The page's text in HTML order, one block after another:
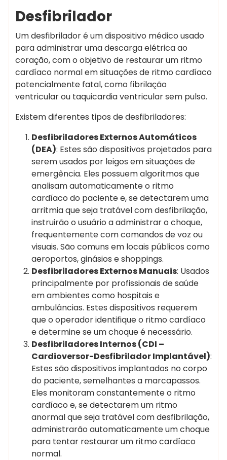
Desfibrilador
Um desfibrilador é um dispositivo médico usado
para administrar uma descarga elétrica ao
coração, com o objetivo de restaurar um ritmo
cardíaco normal em situações de ritmo cardíaco
potencialmente fatal, como fibrilação
ventricular ou taquicardia ventricular sem pulso.
Existem diferentes tipos de desfibriladores:
Desfibriladores Externos Automáticos
(DEA): Estes são dispositivos projetados para
serem usados por leigos em situações de
emergência. Eles possuem algoritmos que
analisam automaticamente o ritmo
cardíaco do paciente e, se detectarem uma
arritmia que seja tratável com desfibrilação,
instruirão o usuário a administrar o choque,
frequentemente com comandos de voz ou
visuais. São comuns em locais públicos como
aeroportos, ginásios e shoppings.
Desfibriladores Externos Manuais: Usados
principalmente por profissionais de saúde
em ambientes como hospitais e
ambulâncias. Estes dispositivos requerem
que o operador identifique o ritmo cardíaco
e determine se um choque é necessário.
Desfibriladores Internos (CDI –
Cardioversor-Desfibrilador Implantável):
Estes são dispositivos implantados no corpo
do paciente, semelhantes a marcapassos.
Eles monitoram constantemente o ritmo
cardíaco e, se detectarem um ritmo
anormal que seja tratável com desfibrilação,
administrarão automaticamente um choque
para tentar restaurar um ritmo cardíaco
normal.